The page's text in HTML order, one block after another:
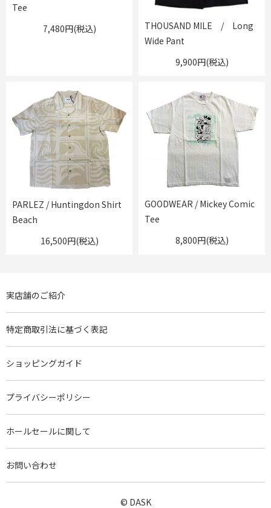
Tee
7,480円(税込)
THOUSAND MILE / Long
Wide Pant
9,900円(税込)
PARLEZ / Huntingdon Shirt
Beach
16,500円(税込)
GOODWEAR / Mickey Comic
Tee
8,800円(税込)
実店舗のご紹介
特定商取引法に基づく表記
ショッピングガイド
プライバシーポリシー
ホールセールに関して
お問い合わせ
© DASK